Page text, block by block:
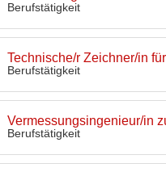
Berufstätigkeit
Technische/r Zeichner/in
Berufstätigkeit
Vermessungsingenieur/in
Berufstätigkeit